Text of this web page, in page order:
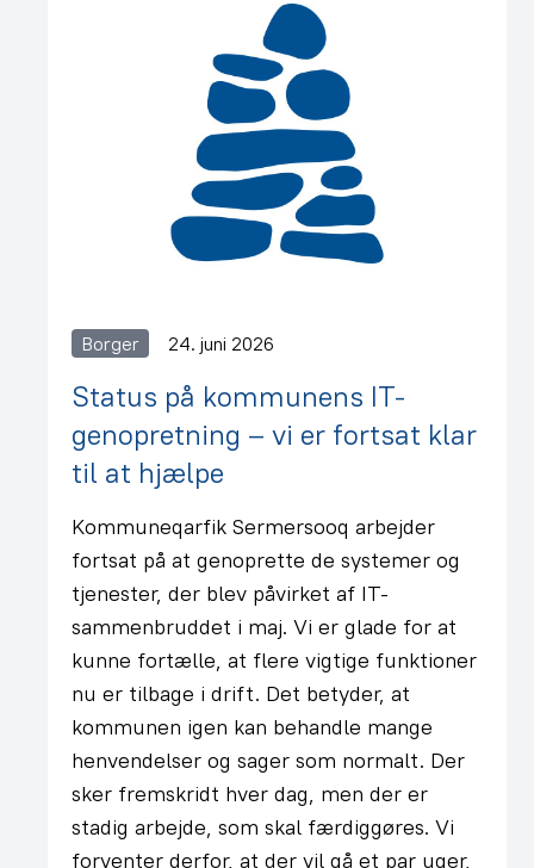
Borger 24. juni 2026
Status på kommunens IT-
genopretning – vi er fortsat klar
til at hjælpe
Kommuneqarfik Sermersooq arbejder
fortsat på at genoprette de systemer og
tjenester, der blev påvirket af IT-
sammenbruddet i maj. Vi er glade for at
kunne fortælle, at flere vigtige funktioner
nu er tilbage i drift. Det betyder, at
kommunen igen kan behandle mange
henvendelser og sager som normalt. Der
sker fremskridt hver dag, men der er
stadig arbejde, som skal færdiggøres. Vi
forventer derfor, at der vil gå et par uger,